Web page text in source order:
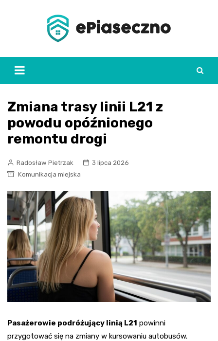
Zmiana trasy linii L21 z
powodu opóźnionego
remontu drogi
Radosław Pietrzak
3 lipca 2026
Komunikacja miejska
Pasażerowie podróżujący linią L21 powinni
przygotować się na zmiany w kursowaniu autobusów.